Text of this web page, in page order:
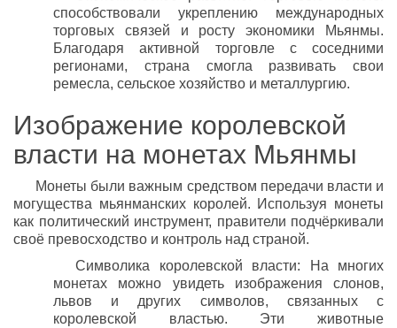
способствовали укреплению международных
торговых связей и росту экономики Мьянмы.
Благодаря активной торговле с соседними
регионами, страна смогла развивать свои
ремесла, сельское хозяйство и металлургию.
Изображение королевской
власти на монетах Мьянмы
Монеты были важным средством передачи власти и
могущества мьянманских королей. Используя монеты
как политический инструмент, правители подчёркивали
своё превосходство и контроль над страной.
Символика королевской власти: На многих
монетах можно увидеть изображения слонов,
львов и других символов, связанных с
королевской властью. Эти животные